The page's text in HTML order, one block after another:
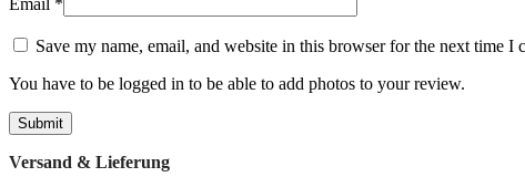
Email *
Save my name, email, and website in this browser for the next time I
You have to be logged in to be able to add photos to your review.
Versand & Lieferung